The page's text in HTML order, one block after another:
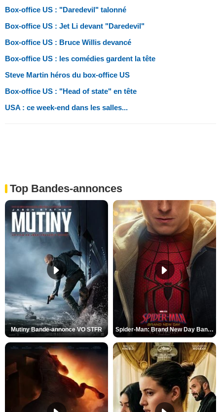
Box-office US : "Daredevil" talonné
Box-office US : Jet Li devant "Daredevil"
Box-office US : Bruce Willis devancé
Box-office US : les comédies gardent la tête
Steve Martin héros du box-office US
Box-office US : "Head of state" en tête
USA : ce week-end dans les salles...
Top Bandes-annonces
Mutiny Bande-annonce VO STFR Spider-Man: Brand New Day Bande-annonce VO STFR